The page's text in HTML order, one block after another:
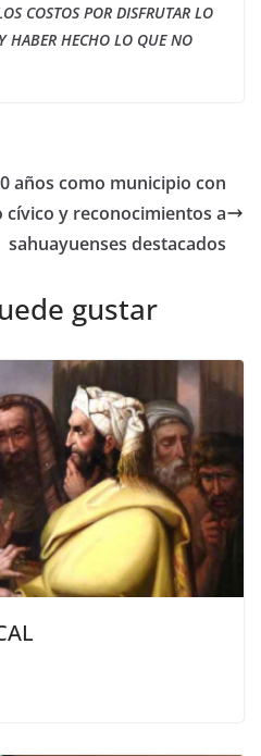
COSTOS POR DISFRUTAR LO
HABER HECHO LO QUE NO
años como municipio con
y reconocimientos a
sahuayuenses destacados
gustar